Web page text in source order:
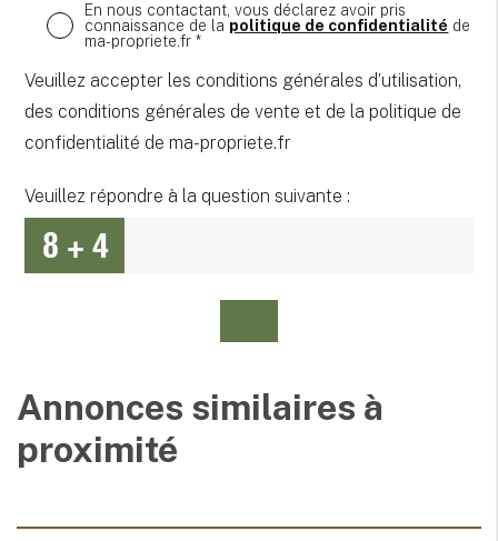
En nous contactant, vous déclarez avoir pris
connaissance de la politique de confidentialité de
ma-propriete.fr *
Veuillez accepter les conditions générales d’utilisation,
des conditions générales de vente et de la politique de
confidentialité de ma-propriete.fr
Veuillez répondre à la question suivante :
Annonces similaires à
proximité